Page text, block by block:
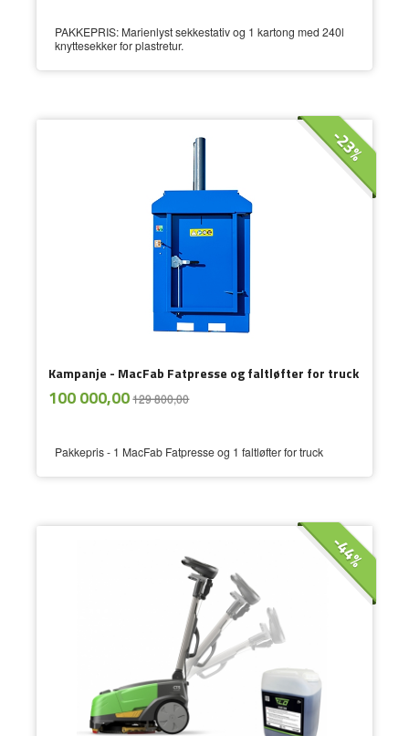
PAKKEPRIS: Marienlyst sekkestativ og 1 kartong med 240l
knyttesekker for plastretur.
Kampanje - MacFab Fatpresse og faltløfter for truck
Tilbud
100 000,00129 800,00
-23%
mva.
Pakkepris - 1 MacFab Fatpresse og 1 faltløfter for truck
-44%